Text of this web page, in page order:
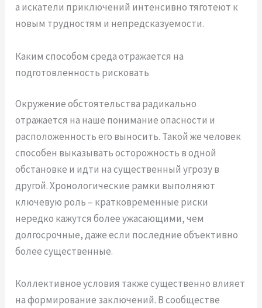
а искатели приключений интенсивно тяготеют к
новым трудностям и непредсказуемости.
Каким способом среда отражается на
подготовленность рисковать
Окружение обстоятельства радикально
отражается на наше понимание опасности и
расположенность его выносить. Такой же человек
способен выказывать осторожность в одной
обстановке и идти на существенный угрозу в
другой. Хронологические рамки выполняют
ключевую роль – кратковременные риски
нередко кажутся более ужасающими, чем
долгосрочные, даже если последние объективно
более существенные.
Коллективное условия также существенно влияет
на формирование заключений. В сообществе